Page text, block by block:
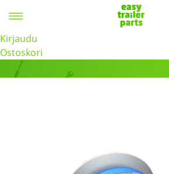
Kirjaudu
Ostoskori
Tuotteet